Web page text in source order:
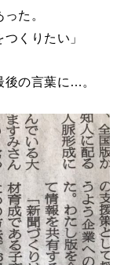
た。
くりたい」
後の言葉に…。